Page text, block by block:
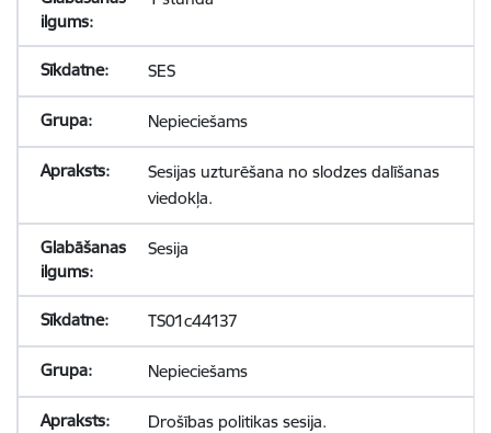
SES
Nepieciešams
Sesijas uzturēšana no slodzes dalīšanas
viedokļa.
Sesija
TS01c44137
Nepieciešams
Drošības politikas sesija.